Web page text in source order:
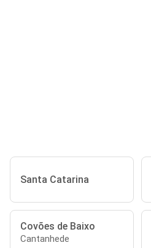
Santa Catarina
Covões de Baixo
Cantanhede